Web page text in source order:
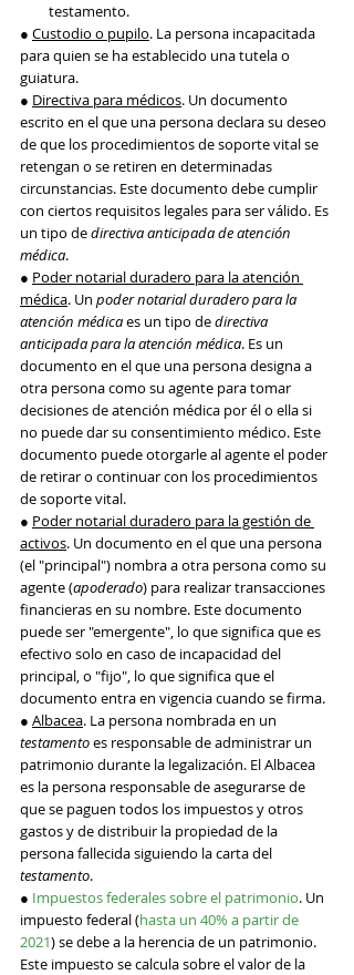
testamento.
● Custodio o pupilo. La persona incapacitada
para quien se ha establecido una tutela o
guiatura.
● Directiva para médicos. Un documento
escrito en el que una persona declara su deseo
de que los procedimientos de soporte vital se
retengan o se retiren en determinadas
circunstancias. Este documento debe cumplir
con ciertos requisitos legales para ser válido. Es
un tipo de directiva anticipada de atención
médica.
● Poder notarial duradero para la atención
médica. Un poder notarial duradero para la
atención médica es un tipo de directiva
anticipada para la atención médica. Es un
documento en el que una persona designa a
otra persona como su agente para tomar
decisiones de atención médica por él o ella si
no puede dar su consentimiento médico. Este
documento puede otorgarle al agente el poder
de retirar o continuar con los procedimientos
de soporte vital.
● Poder notarial duradero para la gestión de
activos. Un documento en el que una persona
(el "principal") nombra a otra persona como su
agente (apoderado) para realizar transacciones
financieras en su nombre. Este documento
puede ser "emergente", lo que significa que es
efectivo solo en caso de incapacidad del
principal, o "fijo", lo que significa que el
documento entra en vigencia cuando se firma.
● Albacea. La persona nombrada en un
testamento es responsable de administrar un
patrimonio durante la legalización. El Albacea
es la persona responsable de asegurarse de
que se paguen todos los impuestos y otros
gastos y de distribuir la propiedad de la
persona fallecida siguiendo la carta del
testamento.
● Impuestos federales sobre el patrimonio. Un
impuesto federal (hasta un 40% a partir de
2021) se debe a la herencia de un patrimonio.
Este impuesto se calcula sobre el valor de la